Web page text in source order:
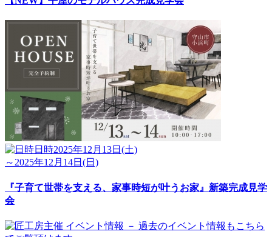
日時2025年12月13日(土)
～2025年12月14日(日)
『子育て世帯を支える、家事時短が叶うお家』新築完成見学
会